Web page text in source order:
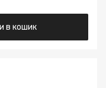
в кошик